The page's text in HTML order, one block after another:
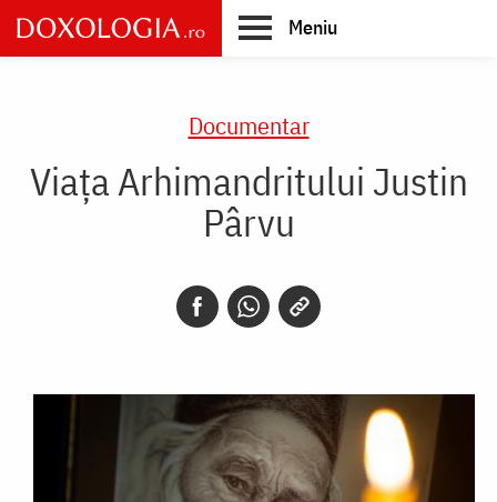
Skip
to
main
Meniu
Documentar
Viața Arhimandritului Justin
Pârvu